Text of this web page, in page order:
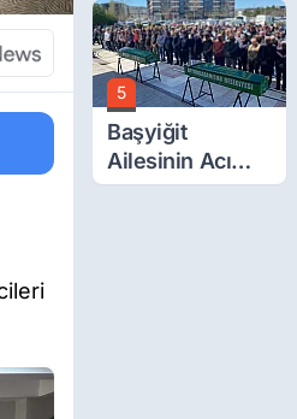
Yaralı
5
Başyiğit
Ailesinin Acı
Günü: Ali